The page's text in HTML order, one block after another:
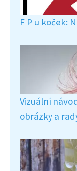
FIP u koček:
Vizuální
obrázky a